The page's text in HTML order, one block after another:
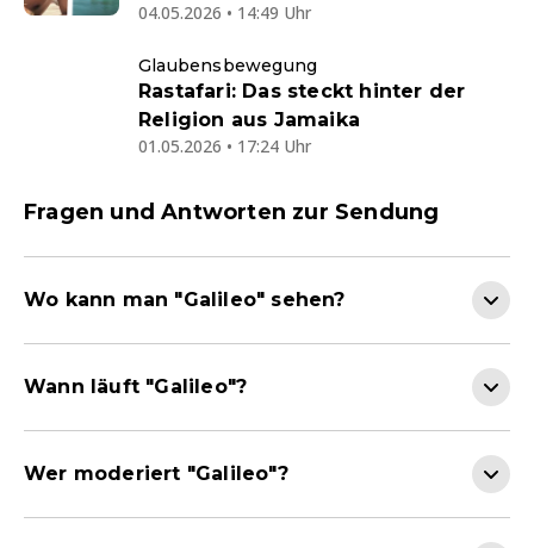
04.05.2026 • 14:49 Uhr
Glaubensbewegung
Rastafari: Das steckt hinter der
Religion aus Jamaika
01.05.2026 • 17:24 Uhr
Fragen und Antworten zur Sendung
Wo kann man "Galileo" sehen?
Wann läuft "Galileo"?
Wer moderiert "Galileo"?